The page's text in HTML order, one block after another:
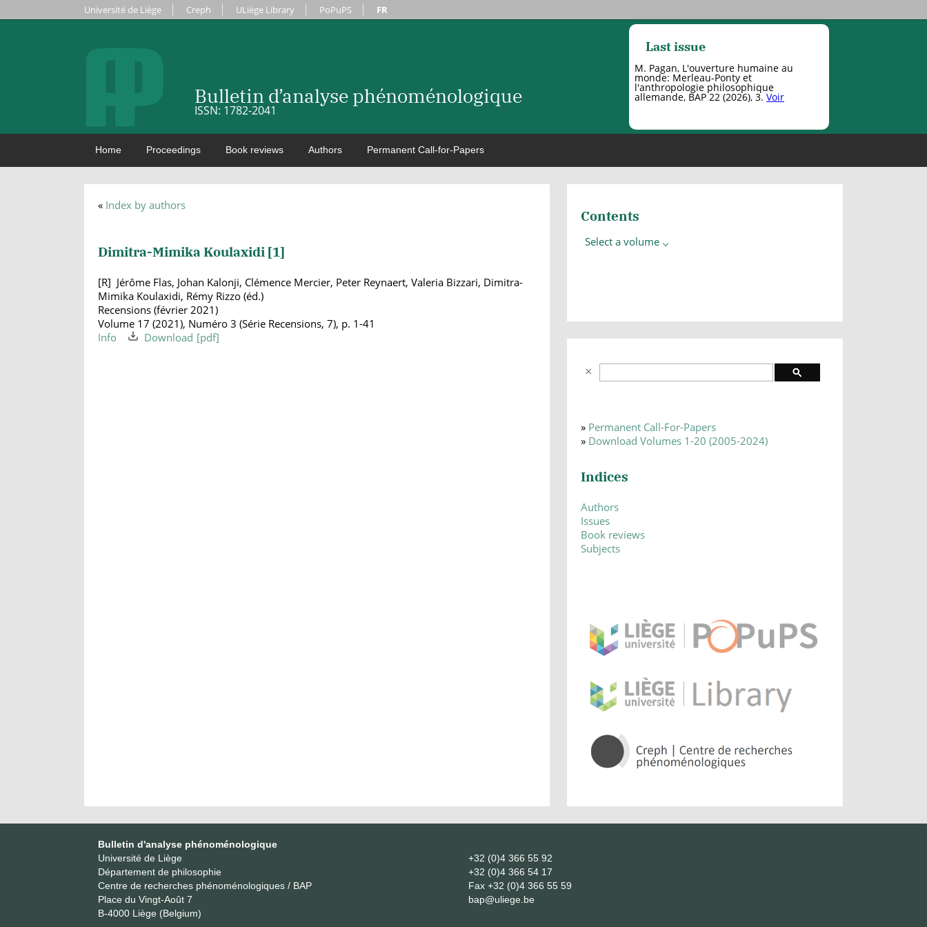
Université de Liège Creph ULiège Library PoPuPS FR
Bulletin d’analyse phénoménologique
ISSN: 1782-2041
Last issue
M. Pagan, L'ouverture humaine au
monde: Merleau-Ponty et
l'anthropologie philosophique
allemande, BAP 22 (2026), 3. Voir
Home Proceedings Book reviews Authors Permanent Call-for-Papers
« Index by authors
Dimitra-Mimika Koulaxidi [1]
Jérôme Flas, Johan Kalonji, Clémence Mercier, Peter Reynaert, Valeria Bizzari, Dimitra-
Mimika Koulaxidi, Rémy Rizzo (éd.)
Recensions (février 2021)
Volume 17 (2021), Numéro 3 (Série Recensions, 7), p. 1-41
Info
Download
Contents
Select a volume
» Permanent Call-For-Papers
» Download Volumes 1-20 (2005-2024)
Indices
Authors
Issues
Book reviews
Subjects
Bulletin d'analyse phénoménologique
Université de Liège
Département de philosophie
Centre de recherches phénoménologiques / BAP
Place du Vingt-Août 7
B-4000 Liège (Belgium)
+32 (0)4 366 55 92
+32 (0)4 366 54 17
Fax +32 (0)4 366 55 59
bap@uliege.be